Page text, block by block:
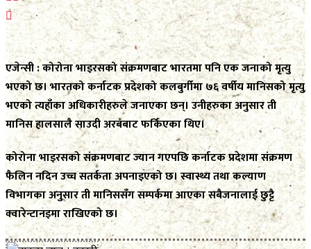
No Result
View All Result
No Result
View All Result
एजेन्सी : कोरोना भाइरसको संक्रमणबाट भारतमा पनि एक जनाको मृत्यु
भएको छ। भारतको कर्नाटक प्रदेशको कलबुर्गीमा ७६ वर्षीय मानिसको मृत्यु
भएको त्यहाँका अधिकारीहरुले जनाएका छन्। उनीहरुका अनुसार ती
मानिस हालसालै साउदी अरबबाट फर्किएका थिए।
कोरोना भाइरसको संक्रमणबाट ज्यान गएपछि कर्नाटक प्रदेशमा संक्रमण
फैलिन नदिन उच्च सतर्कता अपनाइएको छ। स्वास्थ्य तथा कल्याण
विभागका अनुसार ती मानिससँग सम्पर्कमा आएका सबैजनालाई छुट्टै
क्वारेन्टानइमा राखिएको छ।